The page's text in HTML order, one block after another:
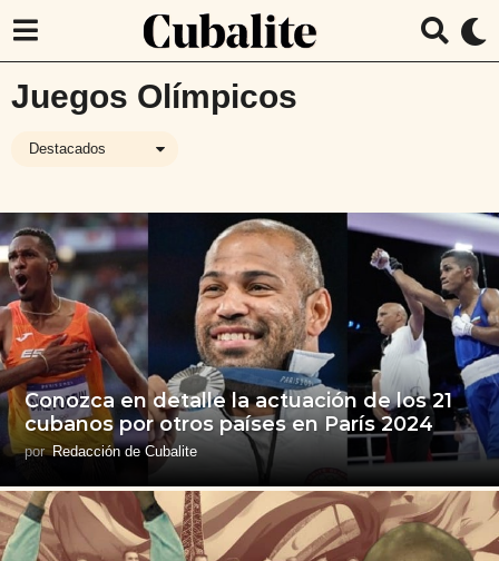
Juegos Olímpicos
Destacados
Conozca en detalle la actuación de los 21
cubanos por otros países en París 2024
por Redacción de Cubalite